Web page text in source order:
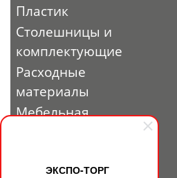
ЭКСПО-ТОРГ
Пластик
Столешницы и
комплектующие
Расходные
материалы
Мебельная
профиль и